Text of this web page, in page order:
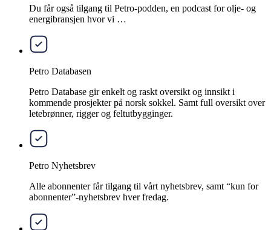
Du får også tilgang til Petro-podden, en podcast for olje- og
energibransjen hvor vi …
Petro Databasen
Petro Database gir enkelt og raskt oversikt og innsikt i
kommende prosjekter på norsk sokkel. Samt full oversikt over
letebrønner, rigger og feltutbygginger.
Petro Nyhetsbrev
Alle abonnenter får tilgang til vårt nyhetsbrev, samt “kun for
abonnenter”-nyhetsbrev hver fredag.